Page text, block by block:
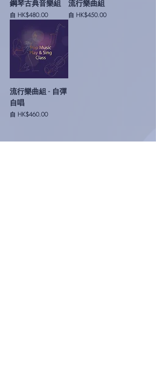
鋼琴古典音樂組
自 HK$480.00
促銷價格
流行樂曲組
自 HK$450.00
促銷價格
流行樂曲組 - 自彈
自唱
自 HK$460.00
促銷價格